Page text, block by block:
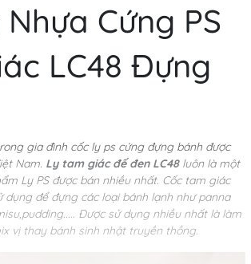
Cứng PS
LC48 Đựng
gia đình cốc ly ps cứng đựng bánh được
Nam. Ly tam giác đế đen LC48luôn là một
Ly PS được bán nhiều nhất. Cốc tam giác
dụng để đựng các loại bánh lạnh như panna
Được sử dụng nhiều nhất là làm
vị thay bánh sinh nhật truyền thồng.